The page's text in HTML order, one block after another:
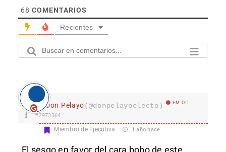
68 COMENTARIOS
Recientes
Don Pelayo(@donpelayoelecto) EM Off
#2973364
Miembro de Ejecutiva 1 año hace
El sesgo en favor del cara bobo de este